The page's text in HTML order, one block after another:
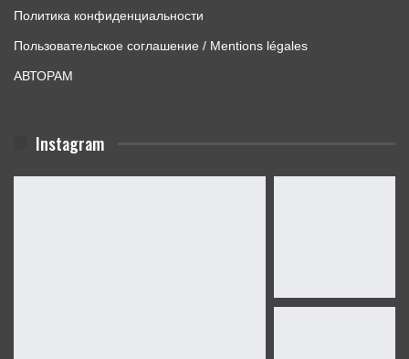
Политика конфиденциальности
Пользовательское соглашение / Mentions légales
АВТОРАМ
Instagram